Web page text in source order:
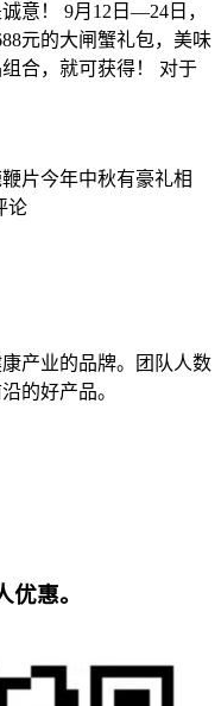
意！ 9月12日—24日，
元的大闸蟹礼包，美味
合，就可获得！ 对于
片今年中秋有豪礼相
论
产业的品牌。团队人数
的好产品。
惠。